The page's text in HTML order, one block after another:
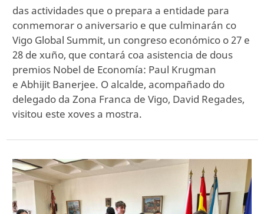
das actividades que o prepara a entidade para
conmemorar o aniversario e que culminarán co
Vigo Global Summit, un congreso económico o 27 e
28 de xuño, que contará coa asistencia de dous
premios Nobel de Economía: Paul Krugman
e Abhijit Banerjee. O alcalde, acompañado do
delegado da Zona Franca de Vigo, David Regades,
visitou este xoves a mostra.